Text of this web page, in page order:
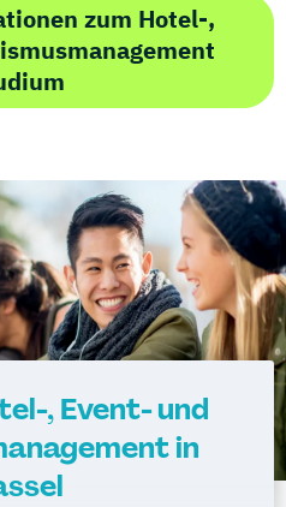
zum Hotel-,
, Event- und
in